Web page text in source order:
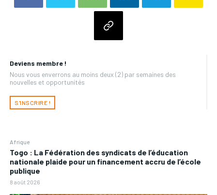
Deviens membre !
Nous vous enverrons au moins deux (2) par semaines des
nouvelles et opportunités
S'INSCRIRE !
Afrique
Togo : La Fédération des syndicats de l’éducation
nationale plaide pour un financement accru de l’école
publique
8 août 2026